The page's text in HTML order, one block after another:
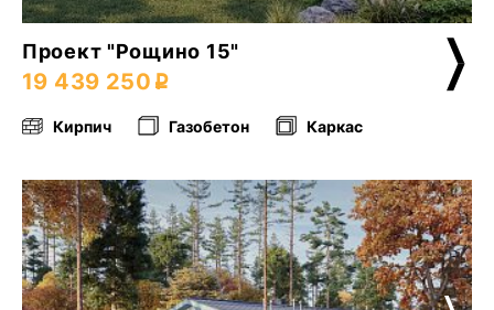
Проект "Рощино 15"
19 439 250
Кирпич Газобетон Каркас